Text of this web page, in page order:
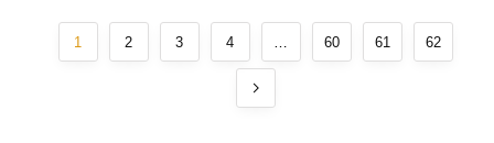
1 2 3 4 … 60 61 62